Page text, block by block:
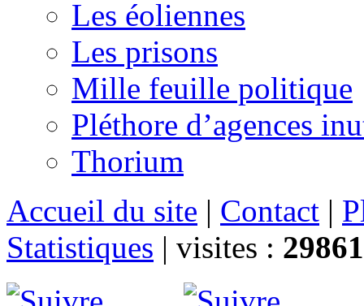
Les éoliennes
Les prisons
Mille feuille politique
Pléthore d’agences
Thorium
Accueil du site | Contact |
Statistiques | visites :